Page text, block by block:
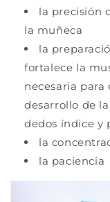
la precisión
la muñeca
la
fortalece la
necesaria
desarrollo de
dedos índice y
la
la paciencia